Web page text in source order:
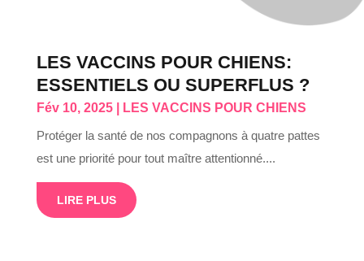
LES VACCINS POUR CHIENS:
ESSENTIELS OU SUPERFLUS ?
Fév 10, 2025|
LES VACCINS POUR CHIENS
Protéger la santé de nos compagnons à quatre pattes
est une priorité pour tout maître attentionné....
LIRE PLUS